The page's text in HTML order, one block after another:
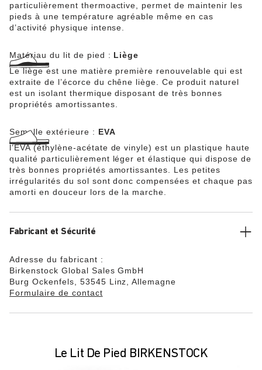
particulièrement thermoactive, permet de maintenir les
pieds à une température agréable même en cas
d’activité physique intense.
Matériau du lit de pied : Liège
Le liège est une matière première renouvelable qui est
extraite de l’écorce du chêne liège. Ce produit naturel
est un isolant thermique disposant de très bonnes
propriétés amortissantes.
Semelle extérieure : EVA
l’EVA (éthylène-acétate de vinyle) est un plastique haute
qualité particulièrement léger et élastique qui dispose de
très bonnes propriétés amortissantes. Les petites
irrégularités du sol sont donc compensées et chaque pas
amorti en douceur lors de la marche.
Fabricant et Sécurité
Adresse du fabricant :
Birkenstock Global Sales GmbH
Burg Ockenfels, 53545 Linz, Allemagne
Formulaire de contact
Le Lit De Pied BIRKENSTOCK